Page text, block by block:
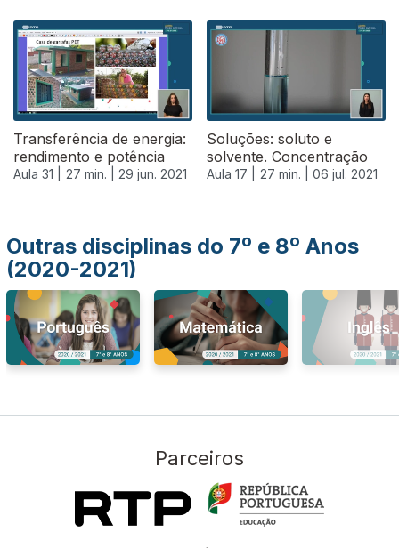
Transferência de energia:
rendimento e potência
Aula 31 | 27 min. | 29 jun. 2021
Soluções: soluto e
solvente. Concentração
Aula 17 | 27 min. | 06 jul. 2021
555810
Outras disciplinas do 7º e 8º Anos
(2020-2021)
Parceiros